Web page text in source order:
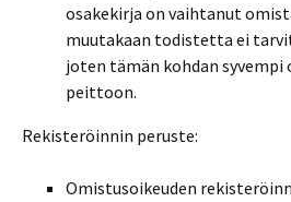
osakekirja on vaihtanut
muutakaan todistetta ei
joten tämän kohdan syvempi
peittoon.
Rekisteröinnin peruste:
Omistusoikeuden